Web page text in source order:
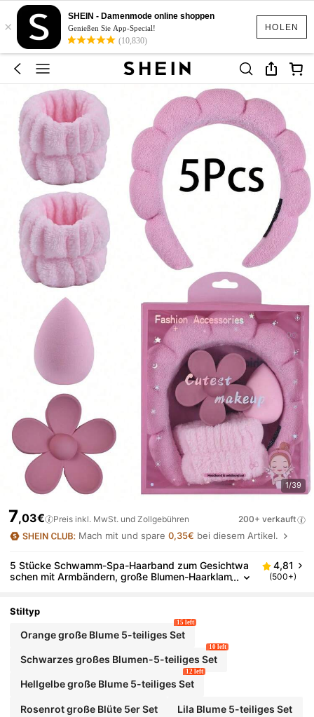
HOLEN
×
SHEIN - Damenmode online shoppen
Genießen Sie App-Special!
(10,830)
1/39
7,03€ Preis inkl. MwSt. und Zollgebühren 200+ verkauft
Mach mit und spare0,35€ bei diesem Artikel.
5 Stücke Schwamm-Spa-Haarband zum Gesichtwa
schen mit Armbändern, große Blumen-Haarklam
4,81
(500+)
Stiltyp
Orange große Blume 5-teiliges Set
15 left
Schwarzes großes Blumen-5-teiliges Set
10 left
Hellgelbe große Blume 5-teiliges Set
12 left
Rosenrot große Blüte 5er Set Lila Blume 5-teiliges Set